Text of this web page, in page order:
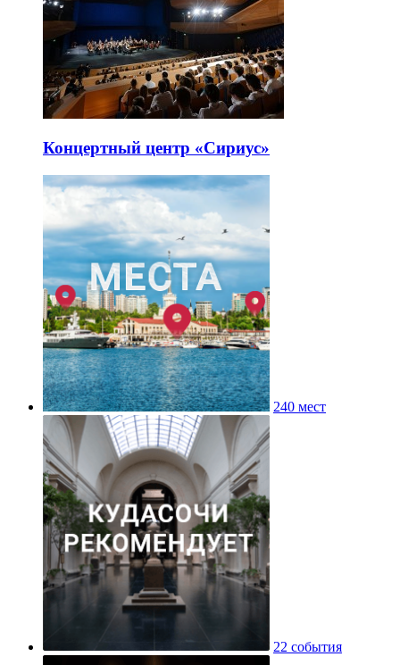
Концертный центр «Сириус»
240 мест
22 события